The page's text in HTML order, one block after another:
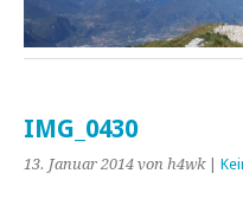
IMG_0430
13. Januar 2014 von h4wk|